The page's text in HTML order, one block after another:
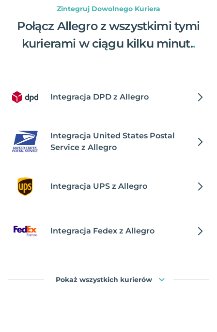
Zintegruj Dowolnego Kuriera
Połącz Allegro z wszystkimi tymi
kurierami w ciągu kilku minut..
Integracja DPD z Allegro
Integracja United States Postal
Service z Allegro
Integracja UPS z Allegro
Integracja Fedex z Allegro
Pokaż wszystkich kurierów